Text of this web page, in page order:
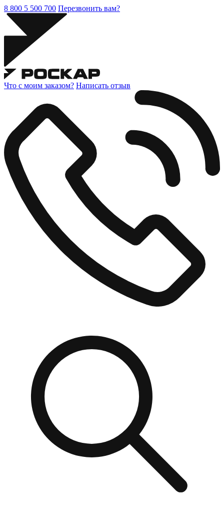
8 800 5 500 700 Перезвонить вам?
Что с моим заказом? Написать отзыв